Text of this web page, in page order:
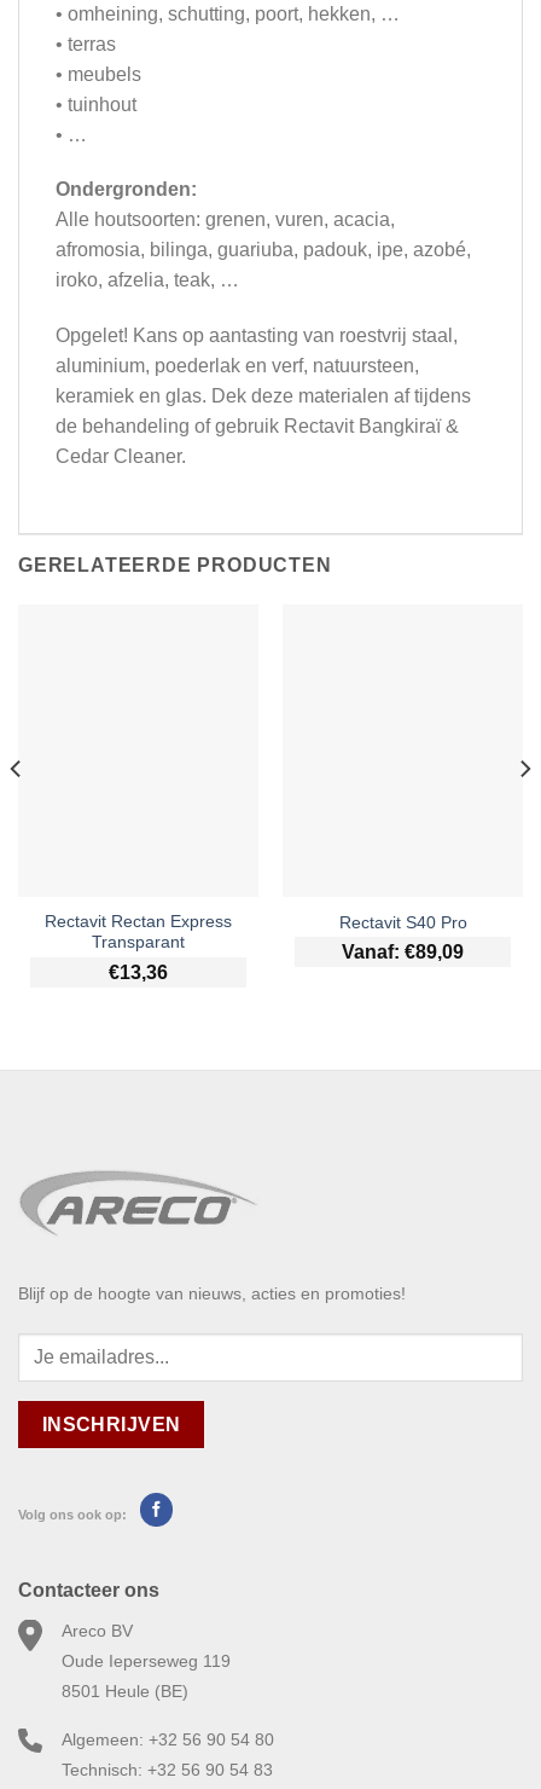
• omheining, schutting, poort, hekken, …
• terras
• meubels
• tuinhout
• …
Ondergronden:
Alle houtsoorten: grenen, vuren, acacia,
afromosia, bilinga, guariuba, padouk, ipe, azobé,
iroko, afzelia, teak, …
Opgelet! Kans op aantasting van roestvrij staal,
aluminium, poederlak en verf, natuursteen,
keramiek en glas. Dek deze materialen af tijdens
de behandeling of gebruik Rectavit Bangkiraï &
Cedar Cleaner.
GERELATEERDE PRODUCTEN
Rectavit Rectan Express
Transparant
€13,36
Rectavit S40 Pro
Vanaf: €89,09
Blijf op de hoogte van nieuws, acties en promoties!
Volg ons ook op:
Contacteer ons
Areco BV
Oude Ieperseweg 119
8501 Heule (BE)
Algemeen: +32 56 90 54 80
Technisch: +32 56 90 54 83